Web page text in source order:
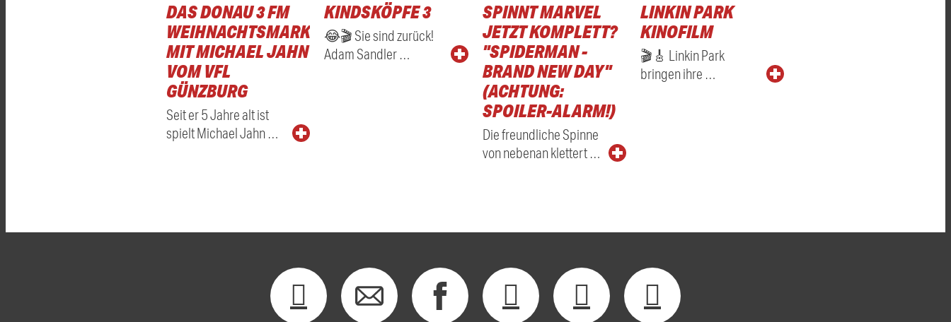
DAS DONAU 3 FM
WEIHNACHTSMARKTRADIO
MIT MICHAEL JAHN
VOM VFL
GÜNZBURG
Seit er 5 Jahre alt ist
spielt Michael Jahn …
KINDSKÖPFE 3
😂🎬 Sie sind zurück!
Adam Sandler …
SPINNT MARVEL
JETZT KOMPLETT?
"SPIDERMAN -
BRAND NEW DAY"
(ACHTUNG:
SPOILER-ALARM!)
Die freundliche Spinne
von nebenan klettert …
LINKIN PARK
KINOFILM
🎬🎸 Linkin Park
bringen ihre …